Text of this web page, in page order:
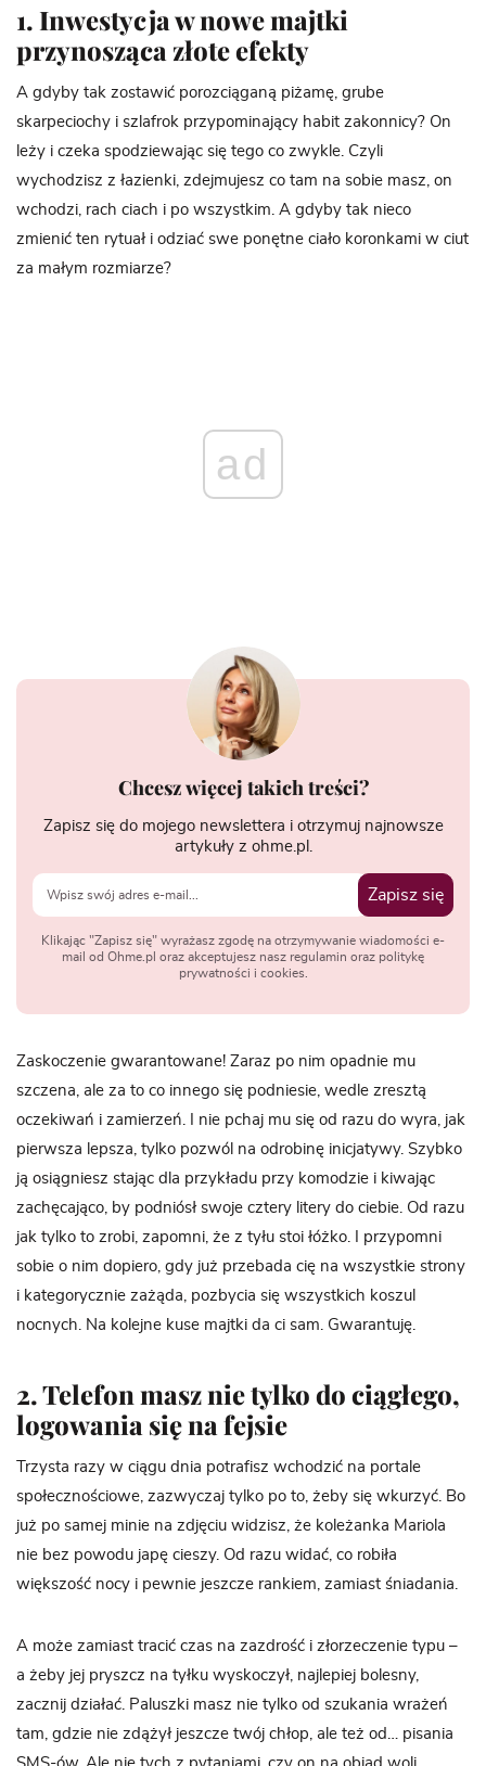
1. Inwestycja w nowe majtki
przynosząca złote efekty
A gdyby tak zostawić porozciąganą piżamę, grube
skarpeciochy i szlafrok przypominający habit zakonnicy? On
leży i czeka spodziewając się tego co zwykle. Czyli
wychodzisz z łazienki, zdejmujesz co tam na sobie masz, on
wchodzi, rach ciach i po wszystkim. A gdyby tak nieco
zmienić ten rytuał i odziać swe ponętne ciało koronkami w ciut
za małym rozmiarze?
ad
Chcesz więcej takich treści?
Zapisz się do mojego newslettera i otrzymuj najnowsze
artykuły z ohme.pl.
Zapisz się
Klikając "Zapisz się" wyrażasz zgodę na otrzymywanie wiadomości e-
mail od Ohme.pl oraz akceptujesz nasz regulamin oraz politykę
prywatności i cookies.
Zaskoczenie gwarantowane! Zaraz po nim opadnie mu
szczena, ale za to co innego się podniesie, wedle zresztą
oczekiwań i zamierzeń. I nie pchaj mu się od razu do wyra, jak
pierwsza lepsza, tylko pozwól na odrobinę inicjatywy. Szybko
ją osiągniesz stając dla przykładu przy komodzie i kiwając
zachęcająco, by podniósł swoje cztery litery do ciebie. Od razu
jak tylko to zrobi, zapomni, że z tyłu stoi łóżko. I przypomni
sobie o nim dopiero, gdy już przebada cię na wszystkie strony
i kategorycznie zażąda, pozbycia się wszystkich koszul
nocnych. Na kolejne kuse majtki da ci sam. Gwarantuję.
2. Telefon masz nie tylko do ciągłego,
logowania się na fejsie
Trzysta razy w ciągu dnia potrafisz wchodzić na portale
społecznościowe, zazwyczaj tylko po to, żeby się wkurzyć. Bo
już po samej minie na zdjęciu widzisz, że koleżanka Mariola
nie bez powodu japę cieszy. Od razu widać, co robiła
większość nocy i pewnie jeszcze rankiem, zamiast śniadania.
A może zamiast tracić czas na zazdrość i złorzeczenie typu –
a żeby jej pryszcz na tyłku wyskoczył, najlepiej bolesny,
zacznij działać. Paluszki masz nie tylko od szukania wrażeń
tam, gdzie nie zdążył jeszcze twój chłop, ale też od… pisania